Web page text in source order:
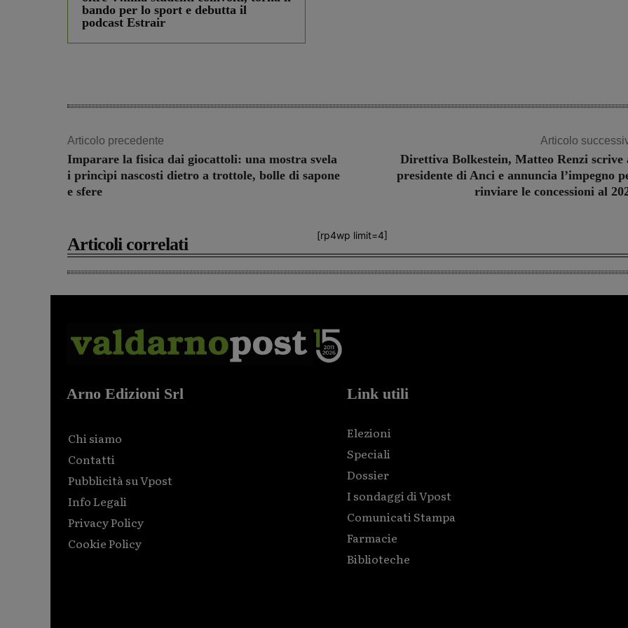
bando per lo sport e debutta il
podcast Estrair
Articolo precedente
Imparare la fisica dai giocattoli: una mostra svela
i princìpi nascosti dietro a trottole, bolle di sapone
e sfere
Articolo
Direttiva Bolkestein, Matteo Renzi scrive
presidente di Anci e annuncia l’impegno
rinviare le concessioni al
[rp4wp limit=4]
Articoli correlati
Arno Edizioni Srl
Chi siamo
Contatti
Pubblicità su Vpost
Info Legali
Privacy Policy
Cookie Policy
Link utili
Elezioni
Speciali
Dossier
I sondaggi di Vpost
Comunicati Stampa
Farmacie
Biblioteche